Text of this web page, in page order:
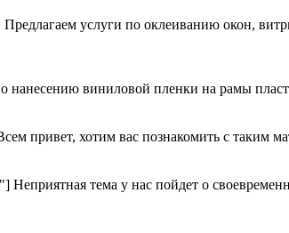
услуги по оклеиванию окон,
нанесению виниловой пленки на рамы
привет, хотим вас познакомить с таким
тема у нас пойдет о